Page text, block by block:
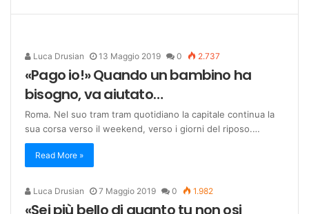
Luca Drusian 13 Maggio 2019 0 2.737
«Pago io!» Quando un bambino ha
bisogno, va aiutato…
Roma. Nel suo tram tram quotidiano la capitale continua la
sua corsa verso il weekend, verso i giorni del riposo.…
Read More »
Luca Drusian 7 Maggio 2019 0 1.982
«Sei più bello di quanto tu non osi